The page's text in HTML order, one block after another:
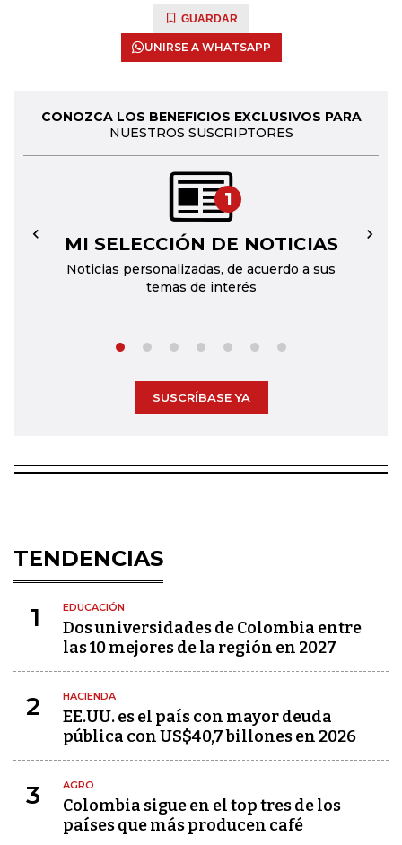
GUARDAR
UNIRSE A WHATSAPP
CONOZCA LOS BENEFICIOS EXCLUSIVOS PARA
NUESTROS SUSCRIPTORES
1
MI SELECCIÓN DE NOTICIAS
Noticias personalizadas, de acuerdo a sus
temas de interés
← →
SUSCRÍBASE YA
TENDENCIAS
1 EDUCACIÓN
Dos universidades de Colombia entre
las 10 mejores de la región en 2027
2 HACIENDA
EE.UU. es el país con mayor deuda
pública con US$40,7 billones en 2026
3 AGRO
Colombia sigue en el top tres de los
países que más producen café